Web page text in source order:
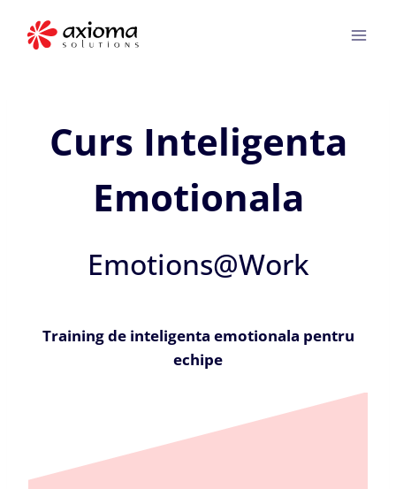
Curs Inteligenta
Emotionala
Emotions@Work
Training de inteligenta emotionala pentru
echipe